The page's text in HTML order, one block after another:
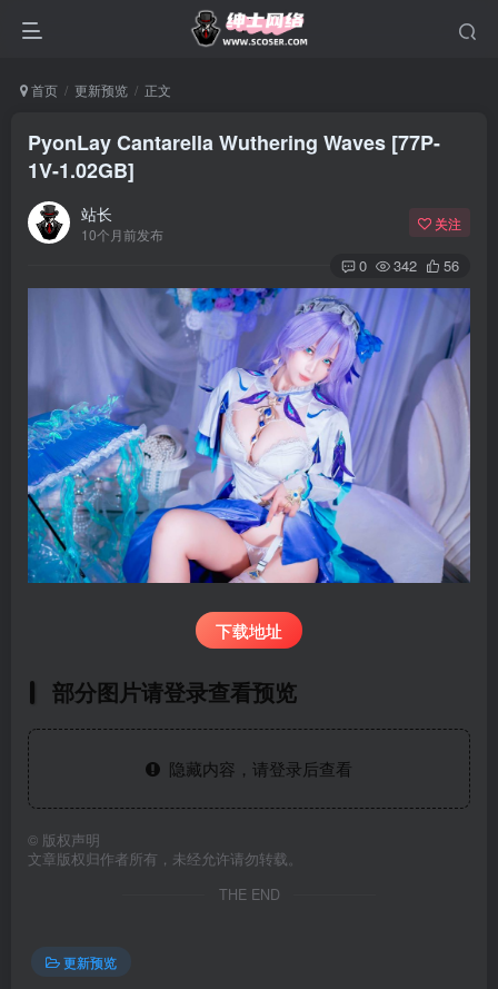
首页 更新预览 正文
PyonLay Cantarella Wuthering Waves [77P-
1V-1.02GB]
站长
10个月前发布
关注
0 342 56
下载地址
部分图片请登录查看预览
隐藏内容，请登录后查看
© 版权声明
文章版权归作者所有，未经允许请勿转载。
THE END
更新预览